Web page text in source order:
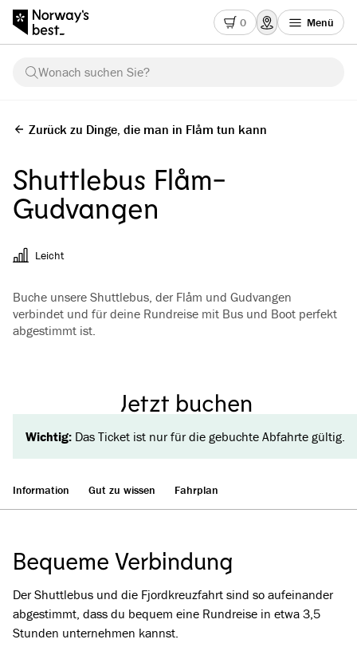
0 Menü
Wonach suchen Sie?
Zurück zu Dinge, die man in Flåm tun kann
Shuttlebus Flåm-
Gudvangen
Leicht
Buche unsere Shuttlebus, der Flåm und Gudvangen
verbindet und für deine Rundreise mit Bus und Boot perfekt
abgestimmt ist.
Jetzt buchen
Wichtig: Das Ticket ist nur für die gebuchte Abfahrte gültig.
Information Gut zu wissen Fahrplan
Bequeme Verbindung
Der Shuttlebus und die Fjordkreuzfahrt sind so aufeinander
abgestimmt, dass du bequem eine Rundreise in etwa 3,5
Stunden unternehmen kannst.